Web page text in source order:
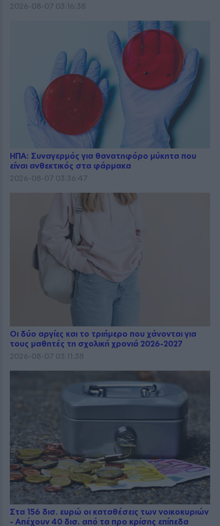
2026-08-07 03:16:38
ΗΠΑ: Συναγερμός για θανατηφόρο μύκητα που
είναι ανθεκτικός στα φάρμακα
2026-08-07 03:36:47
Οι δύο αργίες και το τριήμερο που χάνονται για
τους μαθητές τη σχολική χρονιά 2026-2027
2026-08-07 03:11:38
Στα 156 δισ. ευρώ οι καταθέσεις των νοικοκυριών
- Απέχουν 40 δισ. από τα προ κρίσης επίπεδα